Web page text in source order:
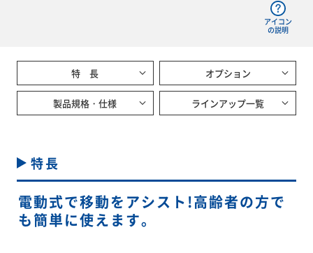
IoTソリューション(KIMS)
アイコン
の説明
特 長 オプション
製品規格・仕様 ラインアップ一覧
特長
電動式で移動をアシスト!高齢者の方で
も簡単に使えます。